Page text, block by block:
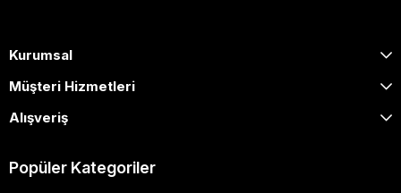
Kurumsal
Müşteri Hizmetleri
Alışveriş
Popüler Kategoriler